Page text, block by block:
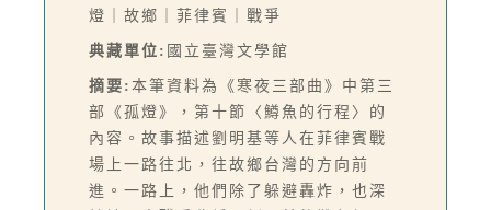
燈｜故鄉｜菲律賓｜戰爭
典藏單位: 國立臺灣文學館
摘要: 本筆資料為《寒夜三部曲》中第三
部《孤燈》，第十節〈鱒魚的行程〉的
內容。故事描述劉明基等人在菲律賓戰
場上一路往北，往故鄉台灣的方向前
進。一路上，他們除了躲避轟炸，也深